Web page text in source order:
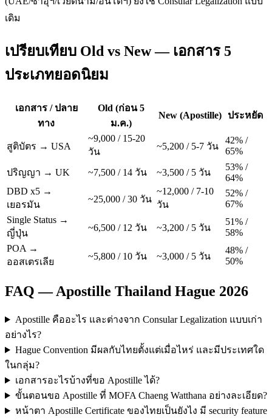
เดิม
เปรียบเทียบ Old vs New — เอกสาร 5
ประเภทยอดนิยม
เอกสาร / ปลาย
ทาง
Old (ก่อน 5
ม.ค.)
New (Apostille) ประหยัด
สูติบัตร → USA
~9,000 / 15-20
วัน
~5,200 / 5-7 วัน
42% /
65%
ปริญญา → UK ~7,500 / 14 วัน ~3,500 / 5 วัน
53% /
64%
DBD x5 →
เยอรมัน
~25,000 / 30 วัน
~12,000 / 7-10
วัน
52% /
67%
Single Status →
ญี่ปุ่น
~6,500 / 12 วัน ~3,200 / 5 วัน
51% /
58%
POA →
ออสเตรเลีย
~5,800 / 10 วัน ~3,000 / 5 วัน
48% /
50%
FAQ — Apostille Thailand Hague 2026
Apostille คืออะไร และต่างจาก Consular Legalization แบบเก่า
อย่างไร?
Hague Convention มีผลกับไทยตั้งแต่เมื่อไหร่ และมีประเทศใด
ในกลุ่ม?
เอกสารอะไรบ้างที่ขอ Apostille ได้?
ขั้นตอนขอ Apostille ที่ MOFA Chaeng Watthana อย่างละเอียด?
หน้าตา Apostille Certificate ของไทยเป็นยังไง มี security feature